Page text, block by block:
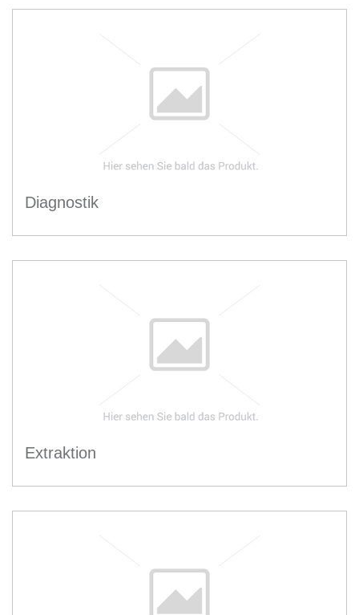
Diagnostik
Extraktion